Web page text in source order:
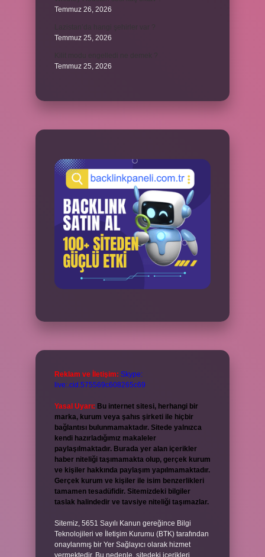
Temmuz 26, 2026
Temmuz 25, 2026
Temmuz 25, 2026
Reklam ve İletişim: Skype:
live:.cid.575569c608265c69
Yasal Uyarı: Bu internet sitesi, herhangi bir
marka, kurum veya şahıs şirketi ile hiçbir
bağlantısı bulunmamaktadır. Sitede yalnızca
kendi hazırladığımız makaleler
paylaşılmaktadır. Burada yer alan içerikler
haber niteliği taşımamakta olup, gerçek kurum
ve kişiler hakkında paylaşım yapılmamaktadır.
Gerçek kurum ve kişiler ile isim benzerlikleri
tamamen tesadüfidir. Sitemizdeki bilgiler
taslak halindedir ve tavsiye niteliği taşımazlar.
Sitemiz, 5651 Sayılı Kanun gereğince Bilgi
Teknolojileri ve İletişim Kurumu (BTK) tarafından
onaylanmış bir Yer Sağlayıcı olarak hizmet
vermektedir. Bu nedenle, sitedeki içerikleri